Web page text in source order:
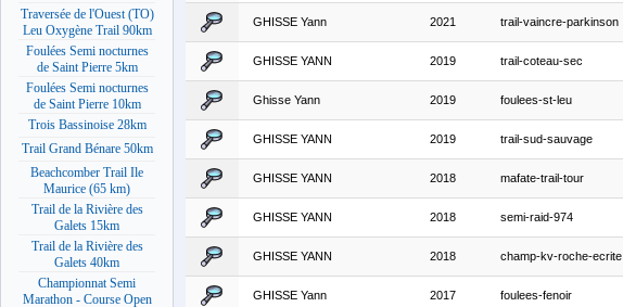
Traversée de l'Ouest (TO)
Leu Oxygène Trail 90km
Foulées Semi nocturnes
de Saint Pierre 5km
Foulées Semi nocturnes
de Saint Pierre 10km
Trois Bassinoise 28km
Trail Grand Bénare 50km
Beachcomber Trail Ile
Maurice (65 km)
Trail de la Rivière des
Galets 15km
Trail de la Rivière des
Galets 40km
Championnat Semi
Marathon - Course Open
GHISSE Yann 2021 trail-vaincre-parkinson
GHISSE YANN 2019 trail-coteau-sec
Ghisse Yann 2019 foulees-st-leu
GHISSE YANN 2019 trail-sud-sauvage
GHISSE YANN 2018 mafate-trail-tour
GHISSE YANN 2018 semi-raid-974
GHISSE YANN 2018 champ-kv-roche-ecrite
GHISSE Yann 2017 foulees-fenoir